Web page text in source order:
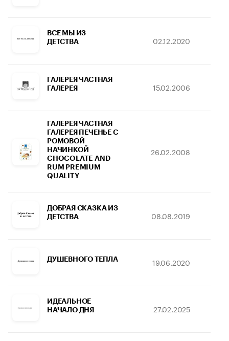
ВСЕ МЫ ИЗ
ДЕТСТВА
02.12.2020
ГАЛЕРЕЯ ЧАСТНАЯ
ГАЛЕРЕЯ
15.02.2006
ГАЛЕРЕЯ ЧАСТНАЯ
ГАЛЕРЕЯ ПЕЧЕНЬЕ С
РОМОВОЙ
НАЧИНКОЙ
CHOCOLATE AND
RUM PREMIUM
QUALITY
26.02.2008
ДОБРАЯ СКАЗКА ИЗ
ДЕТСТВА
08.08.2019
ДУШЕВНОГО ТЕПЛА 19.06.2020
ИДЕАЛЬНОЕ
НАЧАЛО ДНЯ
27.02.2025